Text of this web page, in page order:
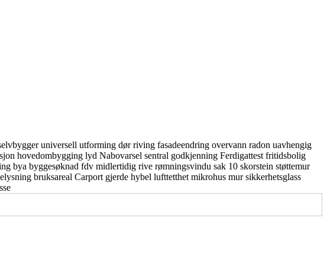
universell utforming dørriving fasadeendring overvann radon uavhengig
hovedombygging lyd Nabovarsel sentral godkjenning Ferdigattest fritidsbolig
bya byggesøknad fdv midlertidig rive rømningsvindu sak 10 skorstein støttemur
bruksareal Carport gjerde hybel lufttetthet mikrohus mursikkerhetsglass